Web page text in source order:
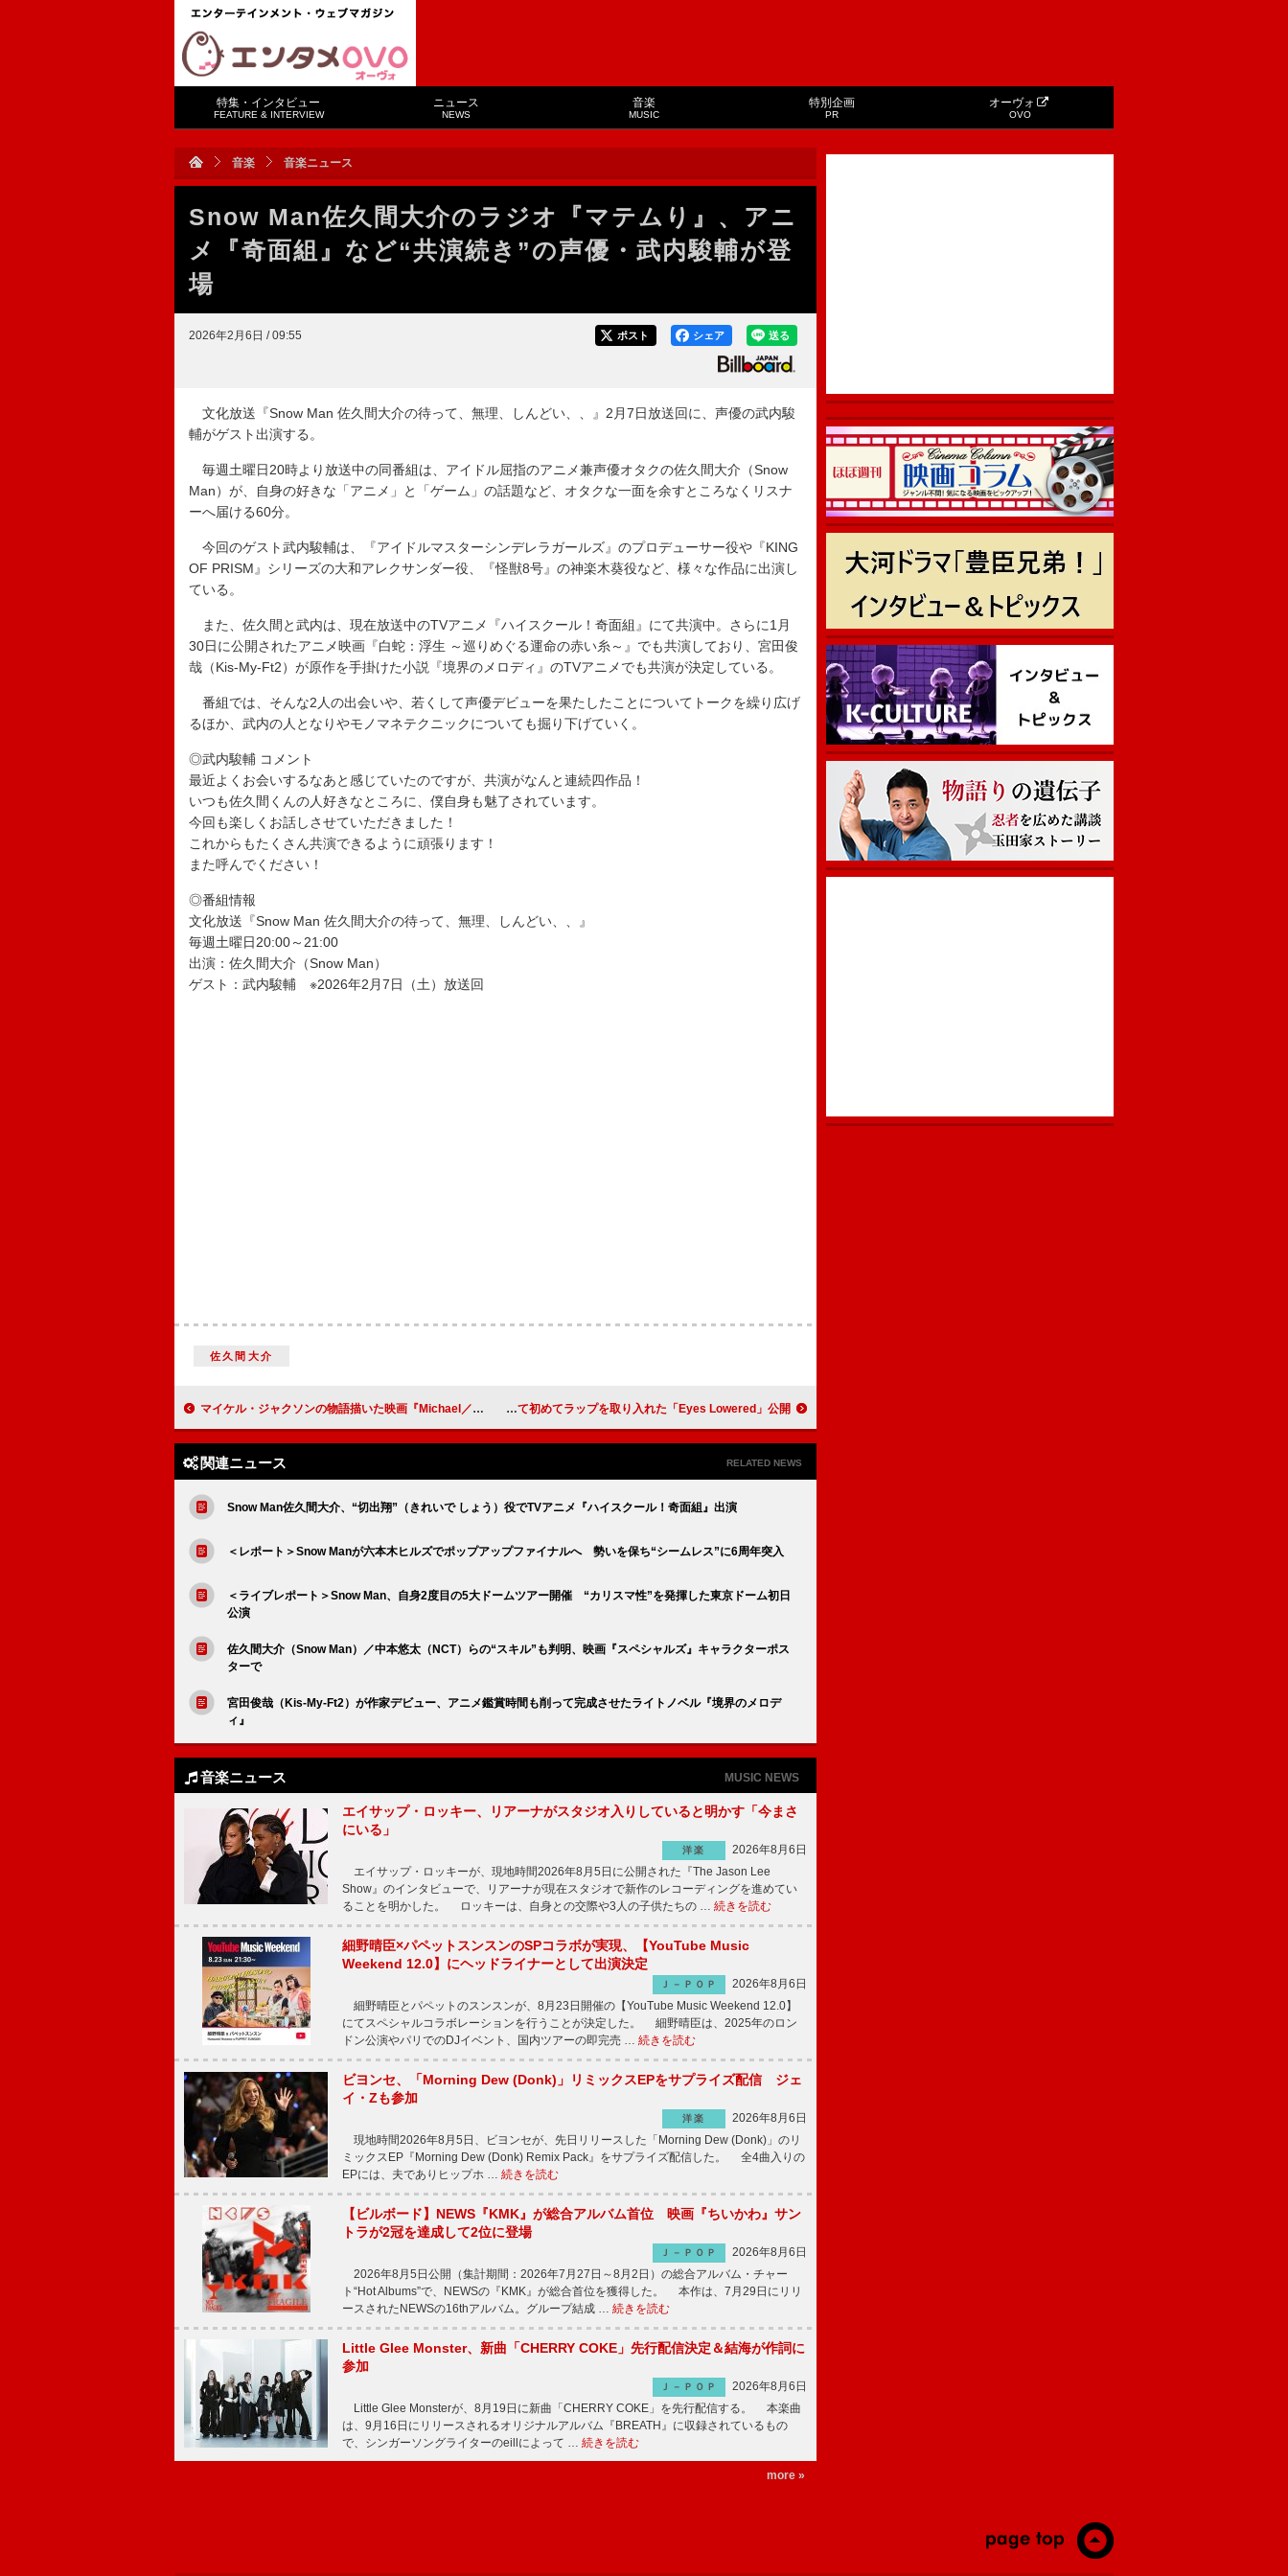
特集・インタビュー
FEATURE & INTERVIEW
ニュース
NEWS
音楽
MUSIC
特別企画
PR
オーヴォ
OVO
音楽 音楽ニュース
Snow Man佐久間大介のラジオ『マテムり』、アニ
メ『奇面組』など“共演続き”の声優・武内駿輔が登
場
2026年2月6日 / 09:55 送る
シェア
ポスト
文化放送『Snow Man 佐久間大介の待って、無理、しんどい、、』2月7日放送回に、声優の武内駿
輔がゲスト出演する。
毎週土曜日20時より放送中の同番組は、アイドル屈指のアニメ兼声優オタクの佐久間大介（Snow
Man）が、自身の好きな「アニメ」と「ゲーム」の話題など、オタクな一面を余すところなくリスナ
ーへ届ける60分。
今回のゲスト武内駿輔は、『アイドルマスターシンデレラガールズ』のプロデューサー役や『KING
OF PRISM』シリーズの大和アレクサンダー役、『怪獣8号』の神楽木葵役など、様々な作品に出演し
ている。
また、佐久間と武内は、現在放送中のTVアニメ『ハイスクール！奇面組』にて共演中。さらに1月
30日に公開されたアニメ映画『白蛇：浮生 ～巡りめぐる運命の赤い糸～』でも共演しており、宮田俊
哉（Kis-My-Ft2）が原作を手掛けた小説『境界のメロディ』のTVアニメでも共演が決定している。
番組では、そんな2人の出会いや、若くして声優デビューを果たしたことについてトークを繰り広げ
るほか、武内の人となりやモノマネテクニックについても掘り下げていく。
◎武内駿輔 コメント
最近よくお会いするなあと感じていたのですが、共演がなんと連続四作品！
いつも佐久間くんの人好きなところに、僕自身も魅了されています。
今回も楽しくお話しさせていただきました！
これからもたくさん共演できるように頑張ります！
また呼んでください！
◎番組情報
文化放送『Snow Man 佐久間大介の待って、無理、しんどい、、』
毎週土曜日20:00～21:00
出演：佐久間大介（Snow Man）
ゲスト：武内駿輔 ※2026年2月7日（土）放送回
佐久間大介
マイケル・ジャクソンの物語描いた映画『Michael／マイケル』、字幕付きトレーラー＆新スチール解禁 シャバカ、自身の楽曲として初めてラップを取り入れた「Eyes Lowered」公開
関連ニュース RELATED NEWS
Snow Man佐久間大介、“切出翔”（きれいで しょう）役でTVアニメ『ハイスクール！奇面組』出演
＜レポート＞Snow Manが六本木ヒルズでポップアップファイナルへ 勢いを保ち“シームレス”に6周年突入
＜ライブレポート＞Snow Man、自身2度目の5大ドームツアー開催 “カリスマ性”を発揮した東京ドーム初日
公演
佐久間大介（Snow Man）／中本悠太（NCT）らの“スキル”も判明、映画『スペシャルズ』キャラクターポス
ターで
宮田俊哉（Kis-My-Ft2）が作家デビュー、アニメ鑑賞時間も削って完成させたライトノベル『境界のメロデ
ィ』
音楽ニュース MUSIC NEWS
エイサップ・ロッキー、リアーナがスタジオ入りしていると明かす「今まさ
にいる」
洋楽
2026年8月6日
エイサップ・ロッキーが、現地時間2026年8月5日に公開された『The Jason Lee
Show』のインタビューで、リアーナが現在スタジオで新作のレコーディングを進めてい
ることを明かした。 ロッキーは、自身との交際や3人の子供たちの … 続きを読む
細野晴臣×パペットスンスンのSPコラボが実現、【YouTube Music
Weekend 12.0】にヘッドライナーとして出演決定
Ｊ－ＰＯＰ
2026年8月6日
細野晴臣とパペットのスンスンが、8月23日開催の【YouTube Music Weekend 12.0】
にてスペシャルコラボレーションを行うことが決定した。 細野晴臣は、2025年のロン
ドン公演やパリでのDJイベント、国内ツアーの即完売 … 続きを読む
ビヨンセ、「Morning Dew (Donk)」リミックスEPをサプライズ配信 ジェ
イ・Zも参加
洋楽
2026年8月6日
現地時間2026年8月5日、ビヨンセが、先日リリースした「Morning Dew (Donk)」のリ
ミックスEP『Morning Dew (Donk) Remix Pack』をサプライズ配信した。 全4曲入りの
EPには、夫でありヒップホ … 続きを読む
【ビルボード】NEWS『KMK』が総合アルバム首位 映画『ちいかわ』サン
トラが2冠を達成して2位に登場
Ｊ－ＰＯＰ
2026年8月6日
2026年8月5日公開（集計期間：2026年7月27日～8月2日）の総合アルバム・チャー
ト“Hot Albums”で、NEWSの『KMK』が総合首位を獲得した。 本作は、7月29日にリリ
ースされたNEWSの16thアルバム。グループ結成 … 続きを読む
Little Glee Monster、新曲「CHERRY COKE」先行配信決定＆結海が作詞に
参加
Ｊ－ＰＯＰ
2026年8月6日
Little Glee Monsterが、8月19日に新曲「CHERRY COKE」を先行配信する。 本楽曲
は、9月16日にリリースされるオリジナルアルバム『BREATH』に収録されているもの
で、シンガーソングライターのeillによって … 続きを読む
more »